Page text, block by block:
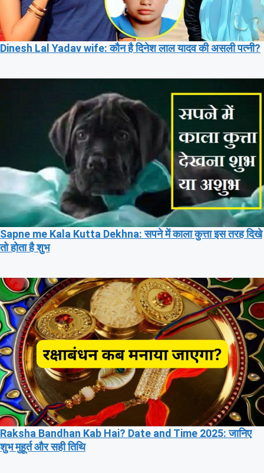
Dinesh Lal Yadav wife: कौन है दिनेश लाल यादव की असली पत्नी?
Sapne me Kala Kutta Dekhna: सपने में काला कुत्ता इस तरह दिखे
तो होता है शुभ
Raksha Bandhan Kab Hai? Date and Time 2025: जानिए
शुभ मुहूर्त और सही तिथि